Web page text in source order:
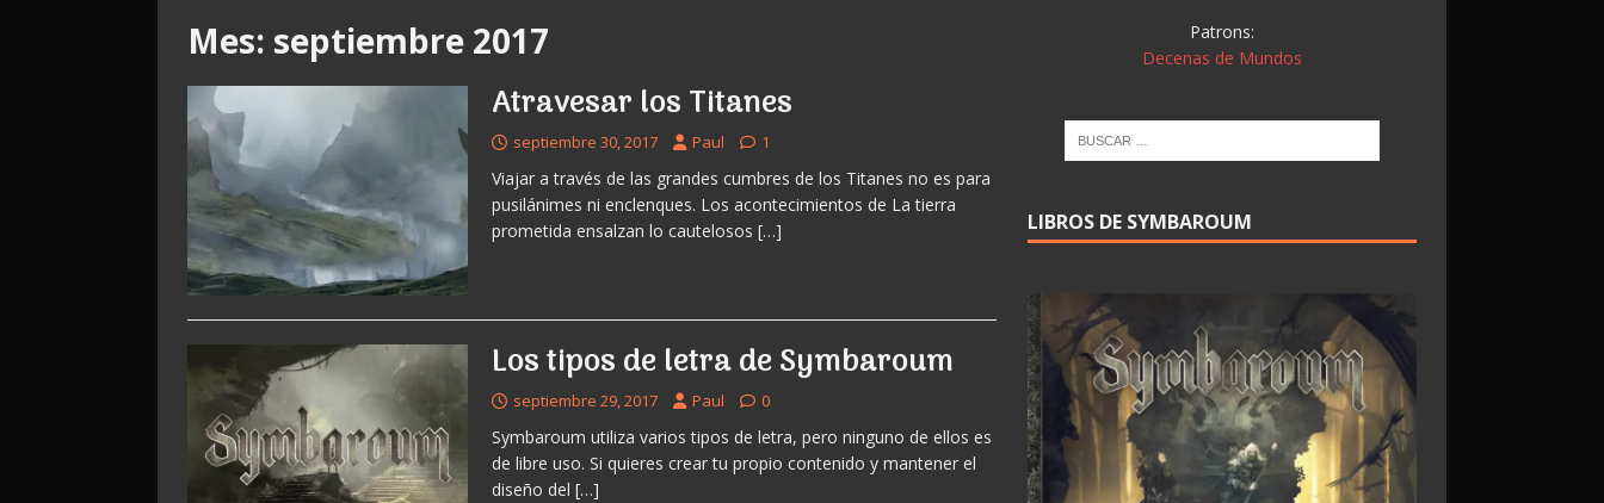
Mes: septiembre 2017
Atravesar los Titanes
septiembre 30, 2017 Paul 1
Viajar a través de las grandes cumbres de los Titanes no es para
pusilánimes ni enclenques. Los acontecimientos de La tierra
prometida ensalzan lo cautelosos […]
Los tipos de letra de Symbaroum
septiembre 29, 2017 Paul 0
Symbaroum utiliza varios tipos de letra, pero ninguno de ellos es
de libre uso. Si quieres crear tu propio contenido y mantener el
diseño del […]
Patrons:
Decenas de Mundos
LIBROS DE SYMBAROUM